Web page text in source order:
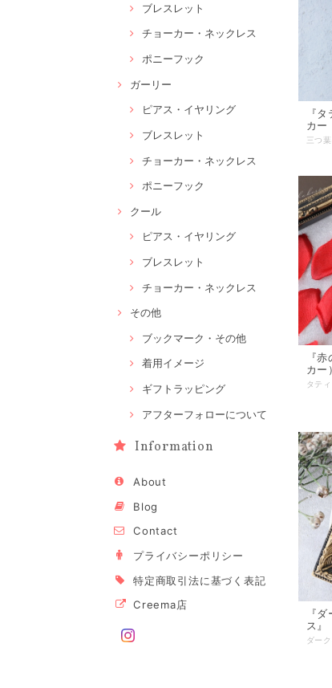
ブレスレット
チョーカー・ネックレス
ポニーフック
ガーリー
ピアス・イヤリング
ブレスレット
チョーカー・ネックレス
ポニーフック
クール
ピアス・イヤリング
ブレスレット
チョーカー・ネックレス
その他
ブックマーク・その他
着用イメージ
ギフトラッピング
アフターフォローについて
Information
About
Blog
Contact
プライバシーポリシー
特定商取引法に基づく表記
Creema店
『
カー
『
カー
『
ス』